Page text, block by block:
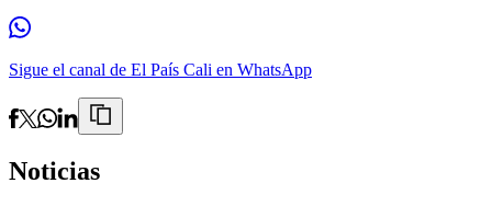
Sigue el canal de El País Cali en WhatsApp
Noticias